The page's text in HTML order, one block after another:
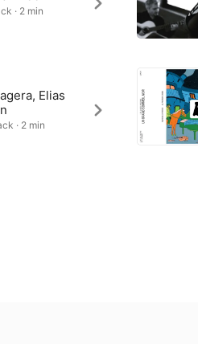
· 2 min
Elias
· 2 min